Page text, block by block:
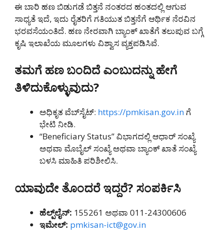
ಈ ಬಾರಿ ಹಣ ಬಿಡುಗಡೆ ಬಿತ್ತನೆ ನಂತರದ ಹಂತದಲ್ಲಿ ಆಗುವ
ಸಾಧ್ಯತೆ ಇದೆ, ಇದು ರೈತರಿಗೆ ಗತಿಯುತ ಬಿತ್ತನೆಗೆ ಆರ್ಥಿಕ ನೆರವಿನ
ಭರವಸೆಯಂತಿದೆ. ಹಣ ನೇರವಾಗಿ ಬ್ಯಾಂಕ್ ಖಾತೆಗೆ ತಲುಪುವ ಬಗ್ಗೆ
ಕೃಷಿ ಇಲಾಖೆಯ ಮೂಲಗಳು ವಿಶ್ವಾಸ ವ್ಯಕ್ತಪಡಿಸಿವೆ.
ತಮಗೆ ಹಣ ಬಂದಿದೆ ಎಂಬುದನ್ನು ಹೇಗೆ
ತಿಳಿದುಕೊಳ್ಳುವುದು?
ಅಧಿಕೃತ ವೆಬ್‌ಸೈಟ್: https://pmkisan.gov.in ಗೆ
ಭೇಟಿ ನೀಡಿ.
“Beneficiary Status” ವಿಭಾಗದಲ್ಲಿ ಆಧಾರ್ ಸಂಖ್ಯೆ
ಅಥವಾ ಮೊಬೈಲ್ ಸಂಖ್ಯೆ ಅಥವಾ ಬ್ಯಾಂಕ್ ಖಾತೆ ಸಂಖ್ಯೆ
ಬಳಸಿ ಮಾಹಿತಿ ಪರಿಶೀಲಿಸಿ.
ಯಾವುದೇ ತೊಂದರೆ ಇದ್ದರೆ? ಸಂಪರ್ಕಿಸಿ
ಹೆಲ್ಪ್‌ಲೈನ್: 155261 ಅಥವಾ 011-24300606
ಇಮೇಲ್: pmkisan-ict@gov.in